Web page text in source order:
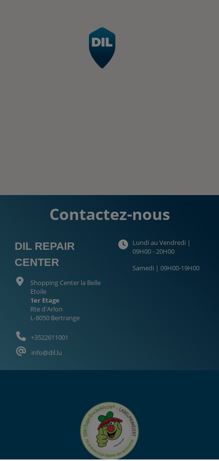
Contactez-nous
DIL REPAIR
CENTER
Shopping Center la Belle
Etoile
1er Etage
Rte d'Arlon
L-8050 Bertrange
+3522611001
info@dil.lu
Lundi au Vendredi |
09H00 - 20H00
Samedi | 09H00-19H00